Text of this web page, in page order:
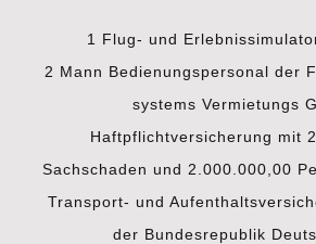
1 Flug- und
2 Mann Bedienungspersonal der
systems Vermietungs
Haftpflichtversicherung mit
Sachschaden und 2.000.000,00
Transport- und
der Bundesrepublik